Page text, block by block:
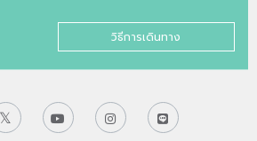
วิธีการเดินทาง